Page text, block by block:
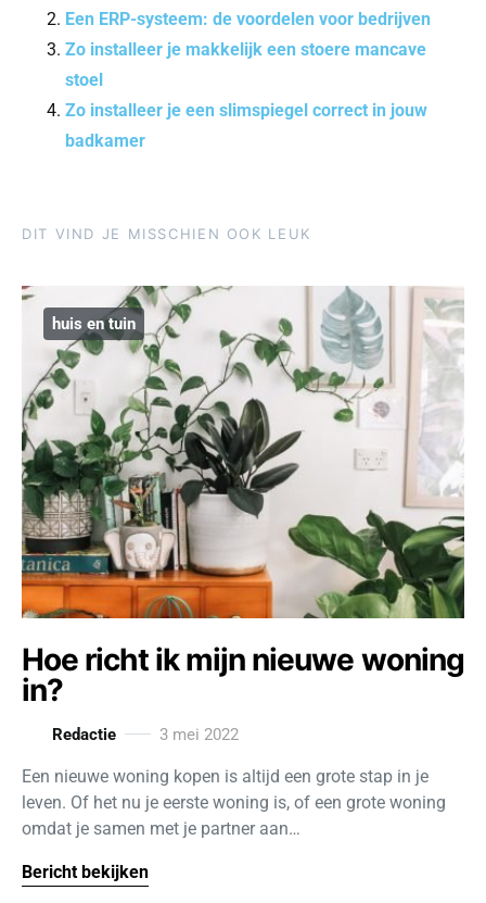
Een ERP-systeem: de voordelen voor bedrijven
Zo installeer je makkelijk een stoere mancave
stoel
Zo installeer je een slimspiegel correct in jouw
badkamer
DIT VIND JE MISSCHIEN OOK LEUK
huis en tuin
Hoe richt ik mijn nieuwe woning
in?
Redactie 3 mei 2022
Een nieuwe woning kopen is altijd een grote stap in je
leven. Of het nu je eerste woning is, of een grote woning
omdat je samen met je partner aan…
Bericht bekijken